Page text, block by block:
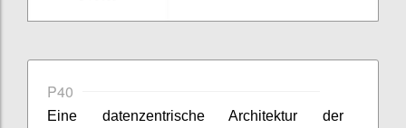
P40
Eine datenzentrische Architektur der